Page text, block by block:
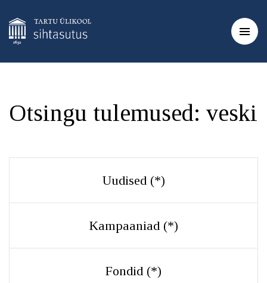
Otsingu tulemused: veski
Uudised (*)
Kampaaniad (*)
Fondid (*)